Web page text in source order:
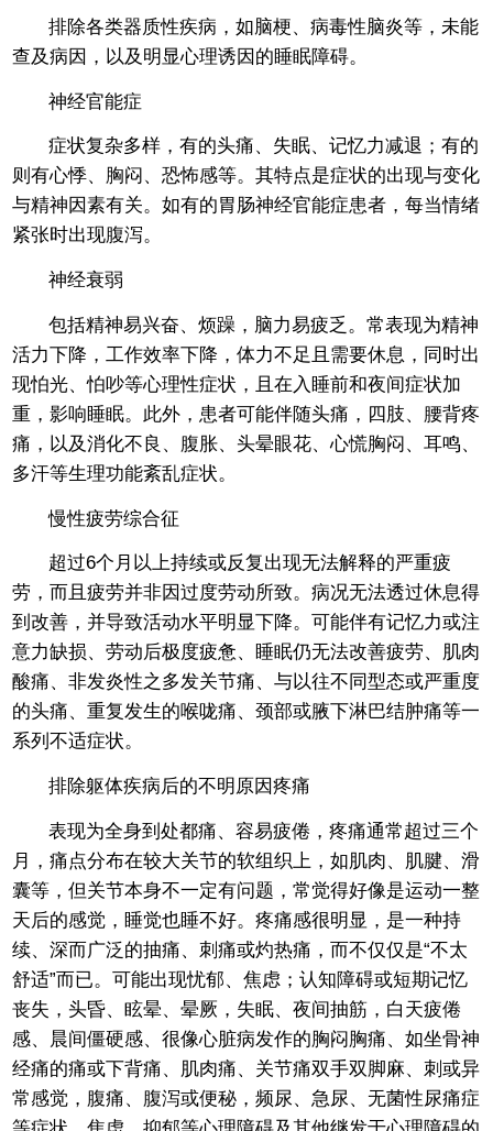
排除各类器质性疾病，如脑梗、病毒性脑炎等，未能
查及病因，以及明显心理诱因的睡眠障碍。
神经官能症
症状复杂多样，有的头痛、失眠、记忆力减退；有的
则有心悸、胸闷、恐怖感等。其特点是症状的出现与变化
与精神因素有关。如有的胃肠神经官能症患者，每当情绪
紧张时出现腹泻。
神经衰弱
包括精神易兴奋、烦躁，脑力易疲乏。常表现为精神
活力下降，工作效率下降，体力不足且需要休息，同时出
现怕光、怕吵等心理性症状，且在入睡前和夜间症状加
重，影响睡眠。此外，患者可能伴随头痛，四肢、腰背疼
痛，以及消化不良、腹胀、头晕眼花、心慌胸闷、耳鸣、
多汗等生理功能紊乱症状。
慢性疲劳综合征
超过6个月以上持续或反复出现无法解释的严重疲
劳，而且疲劳并非因过度劳动所致。病况无法透过休息得
到改善，并导致活动水平明显下降。可能伴有记忆力或注
意力缺损、劳动后极度疲惫、睡眠仍无法改善疲劳、肌肉
酸痛、非发炎性之多发关节痛、与以往不同型态或严重度
的头痛、重复发生的喉咙痛、颈部或腋下淋巴结肿痛等一
系列不适症状。
排除躯体疾病后的不明原因疼痛
表现为全身到处都痛、容易疲倦，疼痛通常超过三个
月，痛点分布在较大关节的软组织上，如肌肉、肌腱、滑
囊等，但关节本身不一定有问题，常觉得好像是运动一整
天后的感觉，睡觉也睡不好。疼痛感很明显，是一种持
续、深而广泛的抽痛、刺痛或灼热痛，而不仅仅是“不太
舒适”而已。可能出现忧郁、焦虑；认知障碍或短期记忆
丧失，头昏、眩晕、晕厥，失眠、夜间抽筋，白天疲倦
感、晨间僵硬感、很像心脏病发作的胸闷胸痛、如坐骨神
经痛的痛或下背痛、肌肉痛、关节痛双手双脚麻、刺或异
常感觉，腹痛、腹泻或便秘，频尿、急尿、无菌性尿痛症